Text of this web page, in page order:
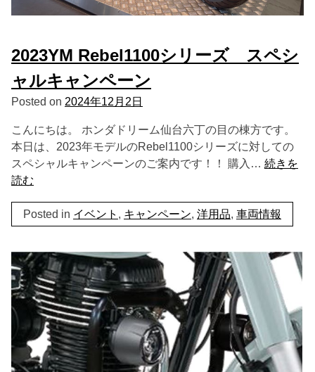
2023YM Rebel1100シリーズ スペシ
ャルキャンペーン
Posted on 2024年12月2日
こんにちは。 ホンダドリーム仙台六丁の目の棟方です。
本日は、2023年モデルのRebel1100シリーズに対しての
スペシャルキャンペーンのご案内です！！ 購入… 続きを
読む
Posted in イベント , キャンペーン, 洋用品, 車両情報